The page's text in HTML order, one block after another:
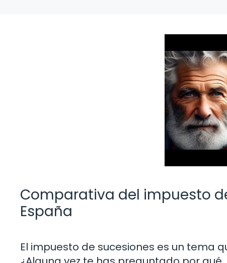
Comparativa del impuesto
España
El impuesto de sucesiones es un tema